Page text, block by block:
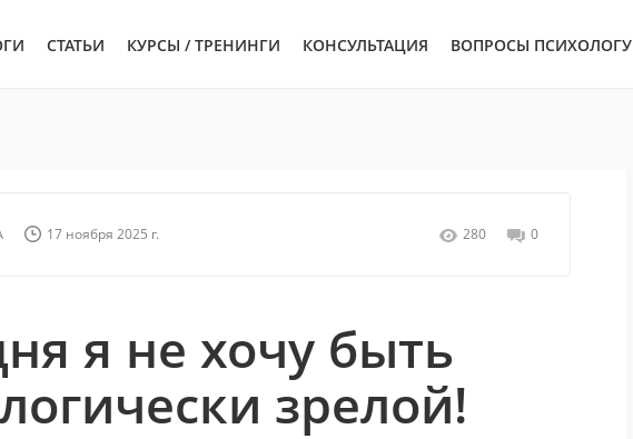
СТАТЬИ КУРСЫ / ТРЕНИНГИ КОНСУЛЬТАЦИЯ ВОПРОСЫ ПСИХОЛОГУ
17 ноября 2025 г. 280 0
я не хочу быть
зрелой!